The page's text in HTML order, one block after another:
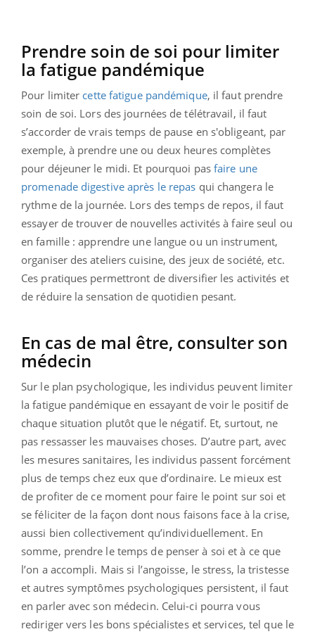
Prendre soin de soi pour limiter
la fatigue pandémique
Pour limiter cette fatigue pandémique, il faut prendre
soin de soi. Lors des journées de télétravail, il faut
s’accorder de vrais temps de pause en s'obligeant, par
exemple, à prendre une ou deux heures complètes
pour déjeuner le midi. Et pourquoi pas faire une
promenade digestive après le repas qui changera le
rythme de la journée. Lors des temps de repos, il faut
essayer de trouver de nouvelles activités à faire seul ou
en famille : apprendre une langue ou un instrument,
organiser des ateliers cuisine, des jeux de société, etc.
Ces pratiques permettront de diversifier les activités et
de réduire la sensation de quotidien pesant.
En cas de mal être, consulter son
médecin
Sur le plan psychologique, les individus peuvent limiter
la fatigue pandémique en essayant de voir le positif de
chaque situation plutôt que le négatif. Et, surtout, ne
pas ressasser les mauvaises choses. D’autre part, avec
les mesures sanitaires, les individus passent forcément
plus de temps chez eux que d’ordinaire. Le mieux est
de profiter de ce moment pour faire le point sur soi et
se féliciter de la façon dont nous faisons face à la crise,
aussi bien collectivement qu’individuellement. En
somme, prendre le temps de penser à soi et à ce que
l’on a accompli. Mais si l’angoisse, le stress, la tristesse
et autres symptômes psychologiques persistent, il faut
en parler avec son médecin. Celui-ci pourra vous
rediriger vers les bons spécialistes et services, tel que le